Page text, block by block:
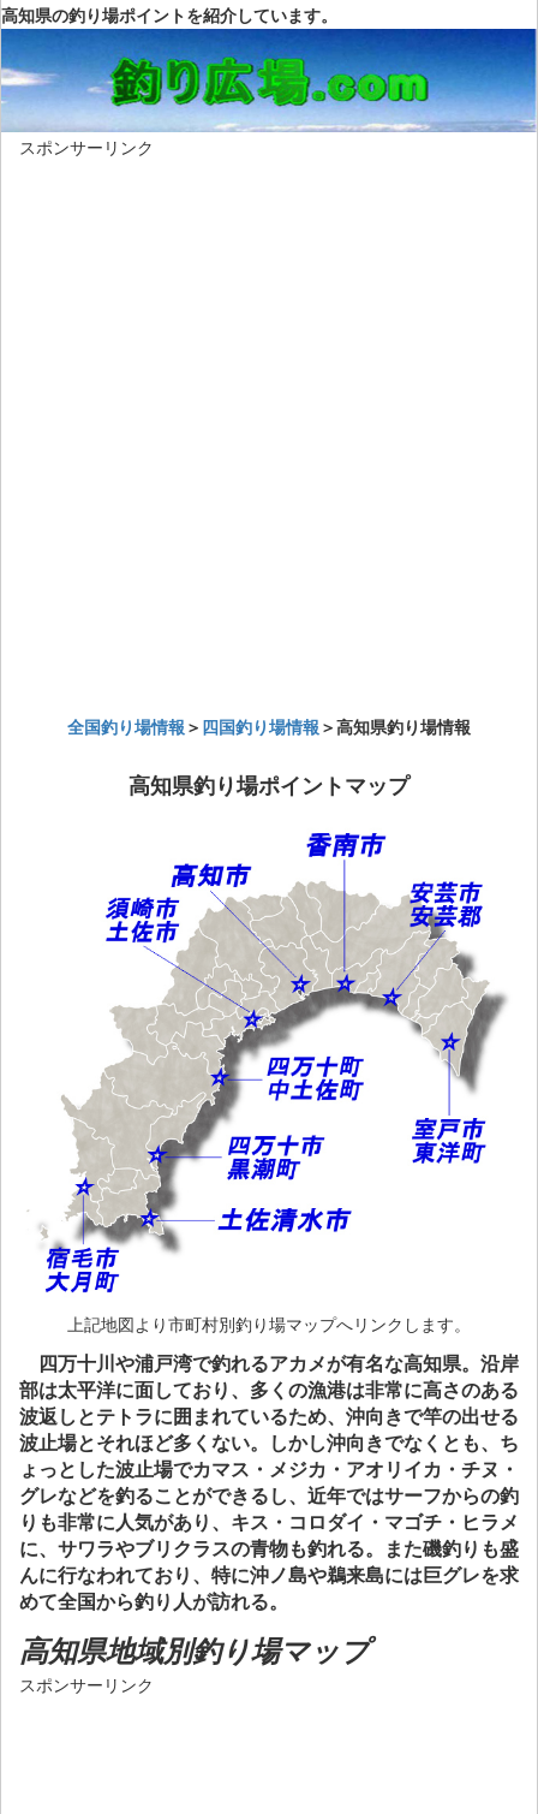
高知県の釣り場ポイントを紹介しています。
スポンサーリンク
全国釣り場情報 ＞ 四国釣り場情報 ＞高知県釣り場情報
高知県釣り場ポイントマップ
上記地図より市町村別釣り場マップへリンクします。
四万十川や浦戸湾で釣れるアカメが有名な高知県。沿岸
部は太平洋に面しており、多くの漁港は非常に高さのある
波返しとテトラに囲まれているため、沖向きで竿の出せる
波止場とそれほど多くない。しかし沖向きでなくとも、ち
ょっとした波止場でカマス・メジカ・アオリイカ・チヌ・
グレなどを釣ることができるし、近年ではサーフからの釣
りも非常に人気があり、キス・コロダイ・マゴチ・ヒラメ
に、サワラやブリクラスの青物も釣れる。また磯釣りも盛
んに行なわれており、特に沖ノ島や鵜来島には巨グレを求
めて全国から釣り人が訪れる。
高知県地域別釣り場マップ
スポンサーリンク